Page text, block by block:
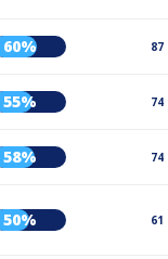
60% 87
55% 74
58% 74
50% 61